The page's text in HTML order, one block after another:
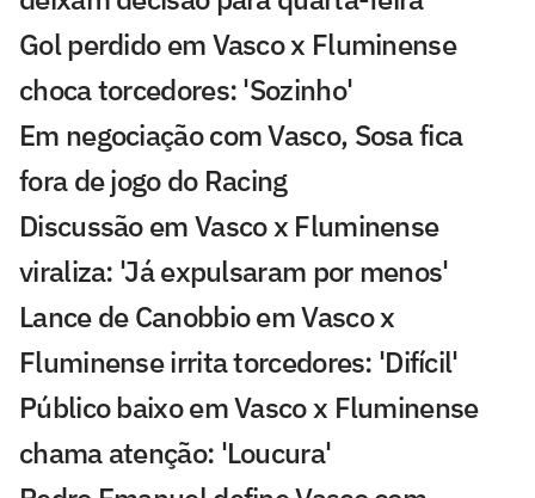
Gol perdido em Vasco x Fluminense
choca torcedores: 'Sozinho'
Em negociação com Vasco, Sosa fica
fora de jogo do Racing
Discussão em Vasco x Fluminense
viraliza: 'Já expulsaram por menos'
Lance de Canobbio em Vasco x
Fluminense irrita torcedores: 'Difícil'
Público baixo em Vasco x Fluminense
chama atenção: 'Loucura'